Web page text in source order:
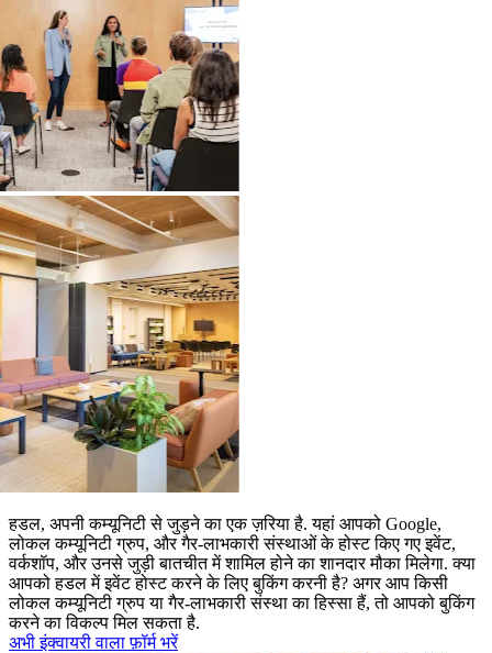
हडल, अपनी कम्यूनिटी से जुड़ने का एक ज़रिया है. यहां आपको Google,
लोकल कम्यूनिटी ग्रुप, और गैर-लाभकारी संस्थाओं के होस्ट किए गए इवेंट,
वर्कशॉप, और उनसे जुड़ी बातचीत में शामिल होने का शानदार मौका मिलेगा. क्या
आपको हडल में इवेंट होस्ट करने के लिए बुकिंग करनी है? अगर आप किसी
लोकल कम्यूनिटी ग्रुप या गैर-लाभकारी संस्था का हिस्सा हैं, तो आपको बुकिंग
करने का विकल्प मिल सकता है.
अभी इंक्वायरी वाला फ़ॉर्म भरें